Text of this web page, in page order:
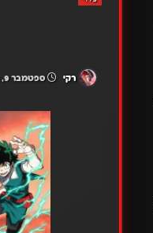
רקי ספטמבר 9, 2021